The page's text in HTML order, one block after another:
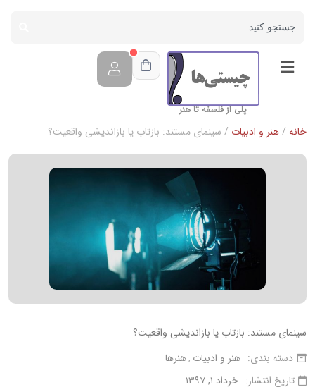
پلی از فلسفه تا هنر
خانه /هنر و ادبیات / سینمای مستند: بازتاب یا بازاندیشی واقعیت؟
سینمای مستند: بازتاب یا بازاندیشی واقعیت؟
دسته بندی: هنر و ادبیات هنرها
تاریخ انتشار: خرداد ۱, ۱۳۹۷